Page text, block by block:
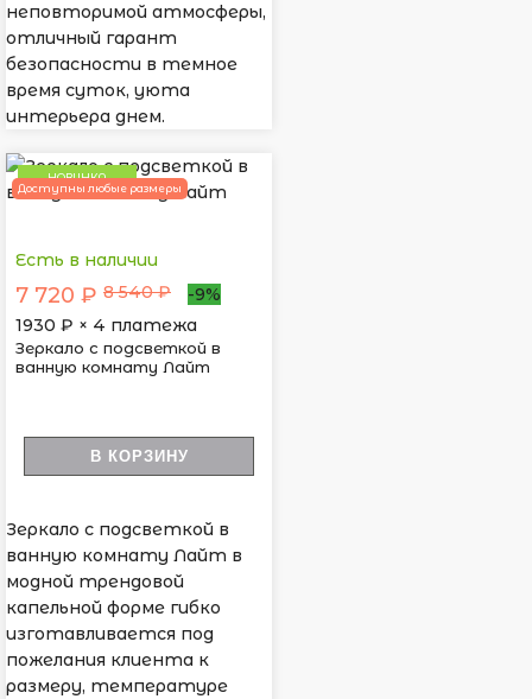
неповторимой атмосферы,
отличный гарант
безопасности в темное
время суток, уюта
интерьера днем.
НОВИНКА
Доступны любые размеры
Есть в наличии
7 720 ₽ 8 540 ₽
-9%
1930 ₽ × 4 платежа
Зеркало с подсветкой в
ванную комнату Лайт
В КОРЗИНУ
Зеркало с подсветкой в
ванную комнату Лайт в
модной трендовой
капельной форме гибко
изготавливается под
пожелания клиента к
размеру, температуре